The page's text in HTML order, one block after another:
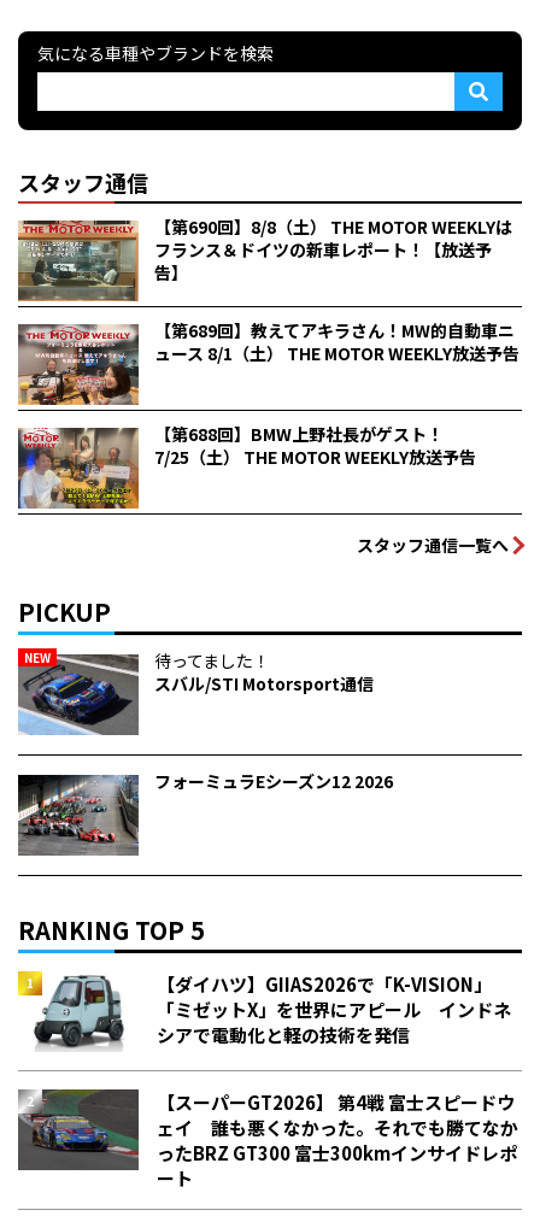
気になる車種やブランドを検索
スタッフ通信
【第690回】8/8（土） THE MOTOR WEEKLYは
フランス＆ドイツの新車レポート！【放送予
告】
【第689回】教えてアキラさん！MW的自動車ニ
ュース 8/1（土） THE MOTOR WEEKLY放送予告
【第688回】BMW上野社長がゲスト！
7/25（土） THE MOTOR WEEKLY放送予告
スタッフ通信一覧へ
PICKUP
NEW
待ってました！
スバル/STI Motorsport通信
フォーミュラEシーズン12 2026
RANKING TOP 5
【ダイハツ】GIIAS2026で「K-VISION」
「ミゼットX」を世界にアピール インドネ
シアで電動化と軽の技術を発信
【スーパーGT2026】 第4戦 富士スピードウ
ェイ 誰も悪くなかった。それでも勝てなか
った――BRZ GT300 富士300kmインサイドレポ
ート